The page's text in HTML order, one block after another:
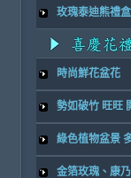
玫瑰泰迪熊禮盒
時尚鮮花盆花
勢如破竹 旺旺
綠色植物盆景
金箔玫瑰、康